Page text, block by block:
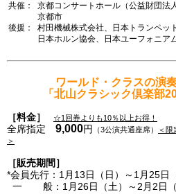
共催：
後援：
京都コンサートホール（公益財団法
京都市
村田機械株式会社、日本トランペッ
日本ホルン協会、日本ユーフォニア
ワールド・クラスの演
「北山クラシック倶楽部
［料金］ ☆1回券よりも10％以上お得！
全席指定 9,000円 （3公演共通座席）
＜限
＞
［販売期間］
*会員先行：1月13日（日）～1月25日
一 般：1月26日（土）～2月2日（